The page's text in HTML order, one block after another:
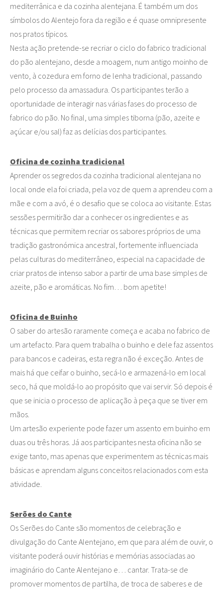
mediterrânica e da cozinha alentejana. É também um dos
símbolos do Alentejo fora da região e é quase omnipresente
nos pratos típicos.
Nesta ação pretende-se recriar o ciclo do fabrico tradicional
do pão alentejano, desde a moagem, num antigo moinho de
vento, à cozedura em forno de lenha tradicional, passando
pelo processo da amassadura. Os participantes terão a
oportunidade de interagir nas várias fases do processo de
fabrico do pão. No final, uma simples tiborna (pão, azeite e
açúcar e/ou sal) faz as delícias dos participantes.
Oficina de cozinha tradicional
Aprender os segredos da cozinha tradicional alentejana no
local onde ela foi criada, pela voz de quem a aprendeu com a
mãe e com a avó, é o desafio que se coloca ao visitante. Estas
sessões permitirão dar a conhecer os ingredientes e as
técnicas que permitem recriar os sabores próprios de uma
tradição gastronómica ancestral, fortemente influenciada
pelas culturas do mediterrâneo, especial na capacidade de
criar pratos de intenso sabor a partir de uma base simples de
azeite, pão e aromáticas. No fim… bom apetite!
Oficina de Buinho
O saber do artesão raramente começa e acaba no fabrico de
um artefacto. Para quem trabalha o buinho e dele faz assentos
para bancos e cadeiras, esta regra não é exceção. Antes de
mais há que ceifar o buinho, secá-lo e armazená-lo em local
seco, há que moldá-lo ao propósito que vai servir. Só depois é
que se inicia o processo de aplicação à peça que se tiver em
mãos.
Um artesão experiente pode fazer um assento em buinho em
duas ou três horas. Já aos participantes nesta oficina não se
exige tanto, mas apenas que experimentem as técnicas mais
básicas e aprendam alguns conceitos relacionados com esta
atividade.
Serões do Cante
Os Serões do Cante são momentos de celebração e
divulgação do Cante Alentejano, em que para além de ouvir, o
visitante poderá ouvir histórias e memórias associadas ao
imaginário do Cante Alentejano e… cantar. Trata-se de
promover momentos de partilha, de troca de saberes e de